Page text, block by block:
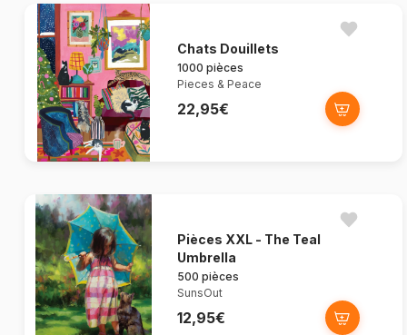
Chats Douillets
1000 pièces
Pieces & Peace
22,95€
Pièces XXL - The Teal
Umbrella
500 pièces
SunsOut
12,95€